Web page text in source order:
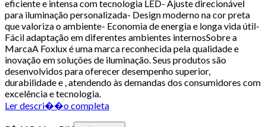
eficiente e intensa com tecnologia LED- Ajuste direcionável
para iluminação personalizada- Design moderno na cor preta
que valoriza o ambiente- Economia de energia e longa vida útil-
Fácil adaptação em diferentes ambientes internosSobre a
MarcaA Foxlux é uma marca reconhecida pela qualidade e
inovação em soluções de iluminação. Seus produtos são
desenvolvidos para oferecer desempenho superior,
durabilidade e , atendendo às demandas dos consumidores com
excelência e tecnologia.
Ler descri��o completa